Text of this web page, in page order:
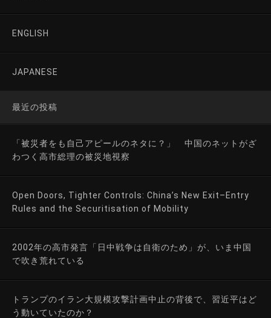
ENGLISH
JAPANESE
最近の投稿
「被災者をも自己アピールのネタに？」 中国のネットがざ
わつく高市総理の被災地視察
Open Doors, Tighter Controls: China’s New Exit–Entry
Rules and the Securitisation of Mobility
2002年の高市発言「日中戦争は自衛のため」が、いま中国
で吹き荒れている
トランプのイラン大規模攻撃計画中止の背後で、習近平はど
う動いていたのか？